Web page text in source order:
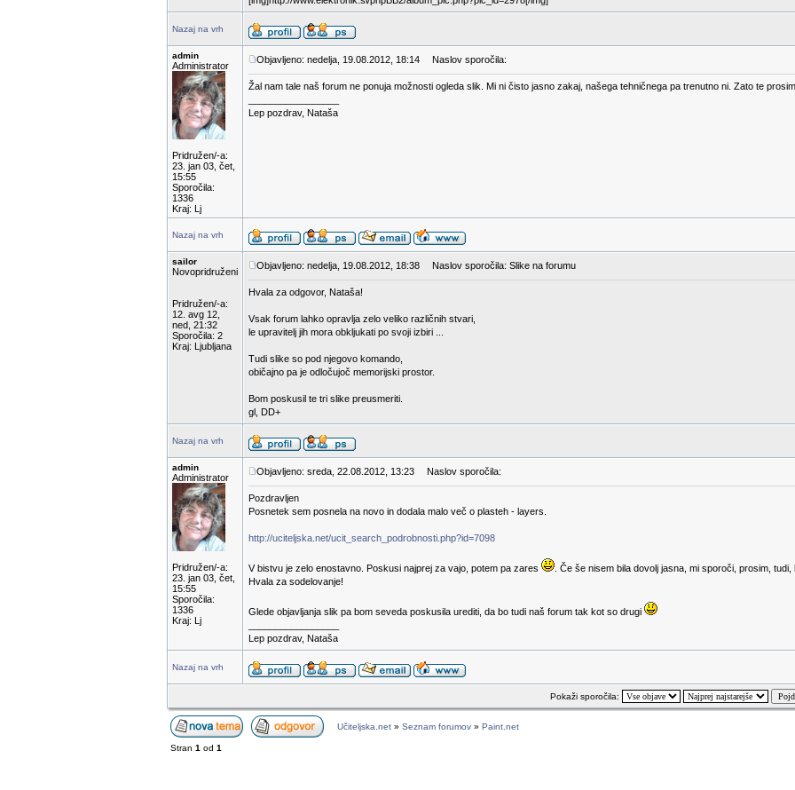
Nazaj na vrh
admin
Administrator
Pridružen/-a:
23. jan 03, čet,
15:55
Sporočila:
1336
Kraj: Lj
Objavljeno: nedelja, 19.08.2012, 18:14 Naslov sporočila:
Žal nam tale naš forum ne ponuja možnosti ogleda slik. Mi ni čisto jasno zakaj, našega tehničnega pa trenutno ni. Zato te
Lep pozdrav, Nataša
Nazaj na vrh
sailor
Novopridruženi
Pridružen/-a:
12. avg 12,
ned, 21:32
Sporočila: 2
Kraj: Ljubljana
Objavljeno: nedelja, 19.08.2012, 18:38 Naslov sporočila: Slike na forumu
Hvala za odgovor, Nataša!
Vsak forum lahko opravlja zelo veliko različnih stvari,
le upravitelj jih mora obkljukati po svoji izbiri ...
Tudi slike so pod njegovo komando,
običajno pa je odločujoč memorijski prostor.
Bom poskusil te tri slike preusmeriti.
gl, DD+
Nazaj na vrh
admin
Administrator
Pridružen/-a:
23. jan 03, čet,
15:55
Sporočila:
1336
Kraj: Lj
Objavljeno: sreda, 22.08.2012, 13:23 Naslov sporočila:
Pozdravljen
Posnetek sem posnela na novo in dodala malo več o plasteh - layers.
http://uciteljska.net/ucit_search_podrobnosti.php?id=7098
V bistvu je zelo enostavno. Poskusi najprej za vajo, potem pa zares
. Če še nisem bila dovolj jasna, mi sporoči, prosim, tudi,
Hvala za sodelovanje!
Glede objavljanja slik pa bom seveda poskusila urediti, da bo tudi naš forum tak kot so drugi
Lep pozdrav, Nataša
Nazaj na vrh
Pokaži sporočila:
Učiteljska.net » Seznam forumov » Paint.net
Stran 1 od 1